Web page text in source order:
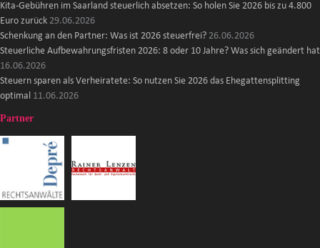
Kita-Gebühren im Saarland steuerlich absetzen: So holen Sie 2026 bis zu 4.800
Euro zurück 29.06.2026
Schenkung an den Partner: Was ist 2026 steuerfrei? 26.06.2026
Steuerliche Aufbewahrungsfristen 2026: 8 oder 10 Jahre? Was sich geändert hat
16.06.2026
Steuern sparen als Verheiratete: So nutzen Sie 2026 das Ehegattensplitting
optimal 11.06.2026
Partner